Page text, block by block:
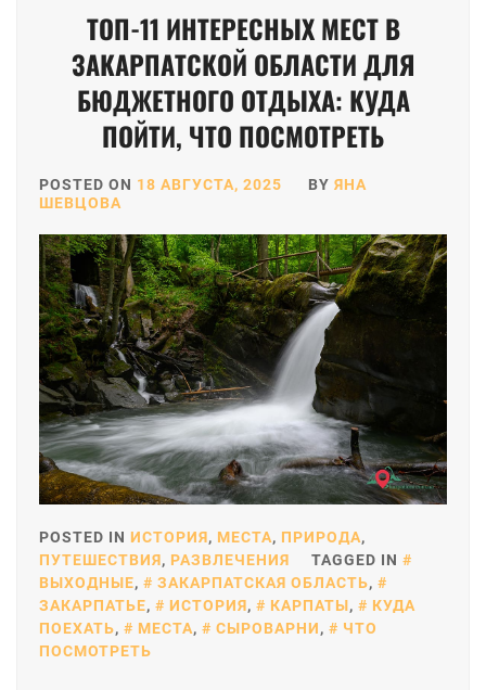
ТОП-11 ИНТЕРЕСНЫХ МЕСТ В
ЗАКАРПАТСКОЙ ОБЛАСТИ ДЛЯ
БЮДЖЕТНОГО ОТДЫХА: КУДА
ПОЙТИ, ЧТО ПОСМОТРЕТЬ
POSTED ON 18 АВГУСТА, 2025 BY ЯНА
ШЕВЦОВА
POSTED IN ИСТОРИЯ, МЕСТА, ПРИРОДА,
ПУТЕШЕСТВИЯ, РАЗВЛЕЧЕНИЯ
TAGGED IN
ВЫХОДНЫЕ, ЗАКАРПАТСКАЯ ОБЛАСТЬ,
ЗАКАРПАТЬЕ, ИСТОРИЯ, КАРПАТЫ,
КУДА
ПОЕХАТЬ, МЕСТА, СЫРОВАРНИ,
ЧТО
ПОСМОТРЕТЬ